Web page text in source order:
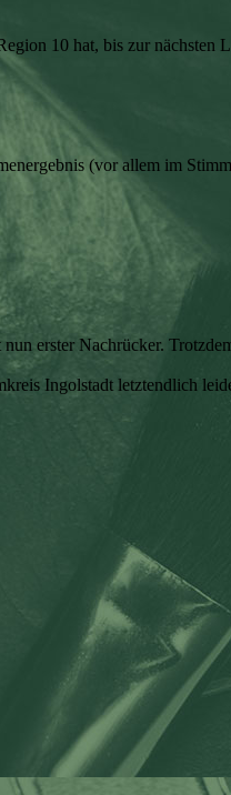
10 hat, bis zur nächsten
(vor allem im
erster Nachrücker.
Ingolstadt letztendlich